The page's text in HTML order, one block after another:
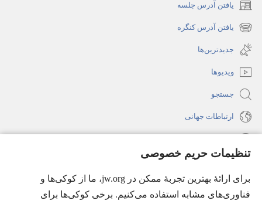
تنظیمات حریم خصوصی
برای ارائهٔ بهترین تجربهٔ ممکن در jw.org، ما از کوکی‌ها و
فناوری‌های مشابه استفاده می‌کنیم. برخی کوکی‌ها برای
یافتن آدرس جلسه
(پنجره‌ای
جدید
می‌شود)
یافتن آدرس کنگره
(پنجره‌ای
جدید
می‌شود)
جدیدترین‌ها
ویدیوها
جستجو
ارتباطات جهانی
(پنجره‌ای
جدید